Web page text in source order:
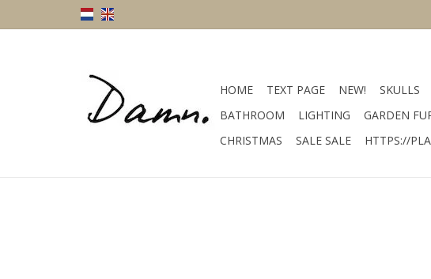
HOME TEXT PAGE NEW! SKULLS
BATHROOM
LIGHTING GARDEN
CHRISTMAS
SALE SALE HTTPS://